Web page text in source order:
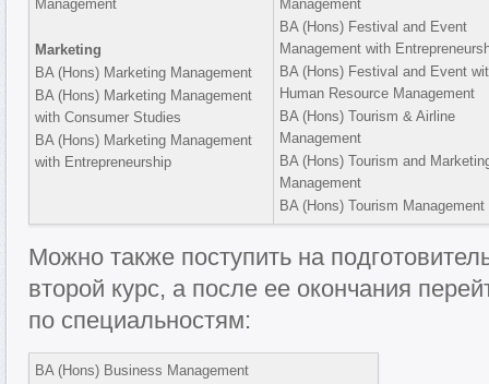
Management
Marketing
BA (Hons) Marketing Management
BA (Hons) Marketing Management
with Consumer Studies
BA (Hons) Marketing Management
with Entrepreneurship
Management
BA (Hons) Festival and Event
Management with
BA (Hons) Festival and Event
Human Resource Management
BA (Hons) Tourism & Airline
Management
BA (Hons) Tourism and
Management
BA (Hons) Tourism Management
Можно также поступить на
второй курс, а после ее окончания
по специальностям:
BA (Hons) Business Management